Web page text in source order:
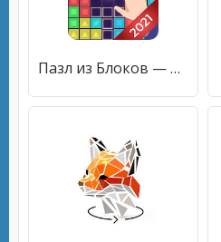
Пазл из Блоков — весёлая зарядка для ума